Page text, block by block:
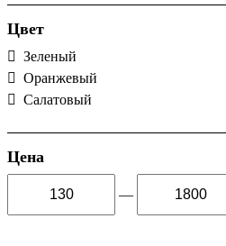
Цвет
Зеленый
Оранжевый
Салатовый
Цена
—